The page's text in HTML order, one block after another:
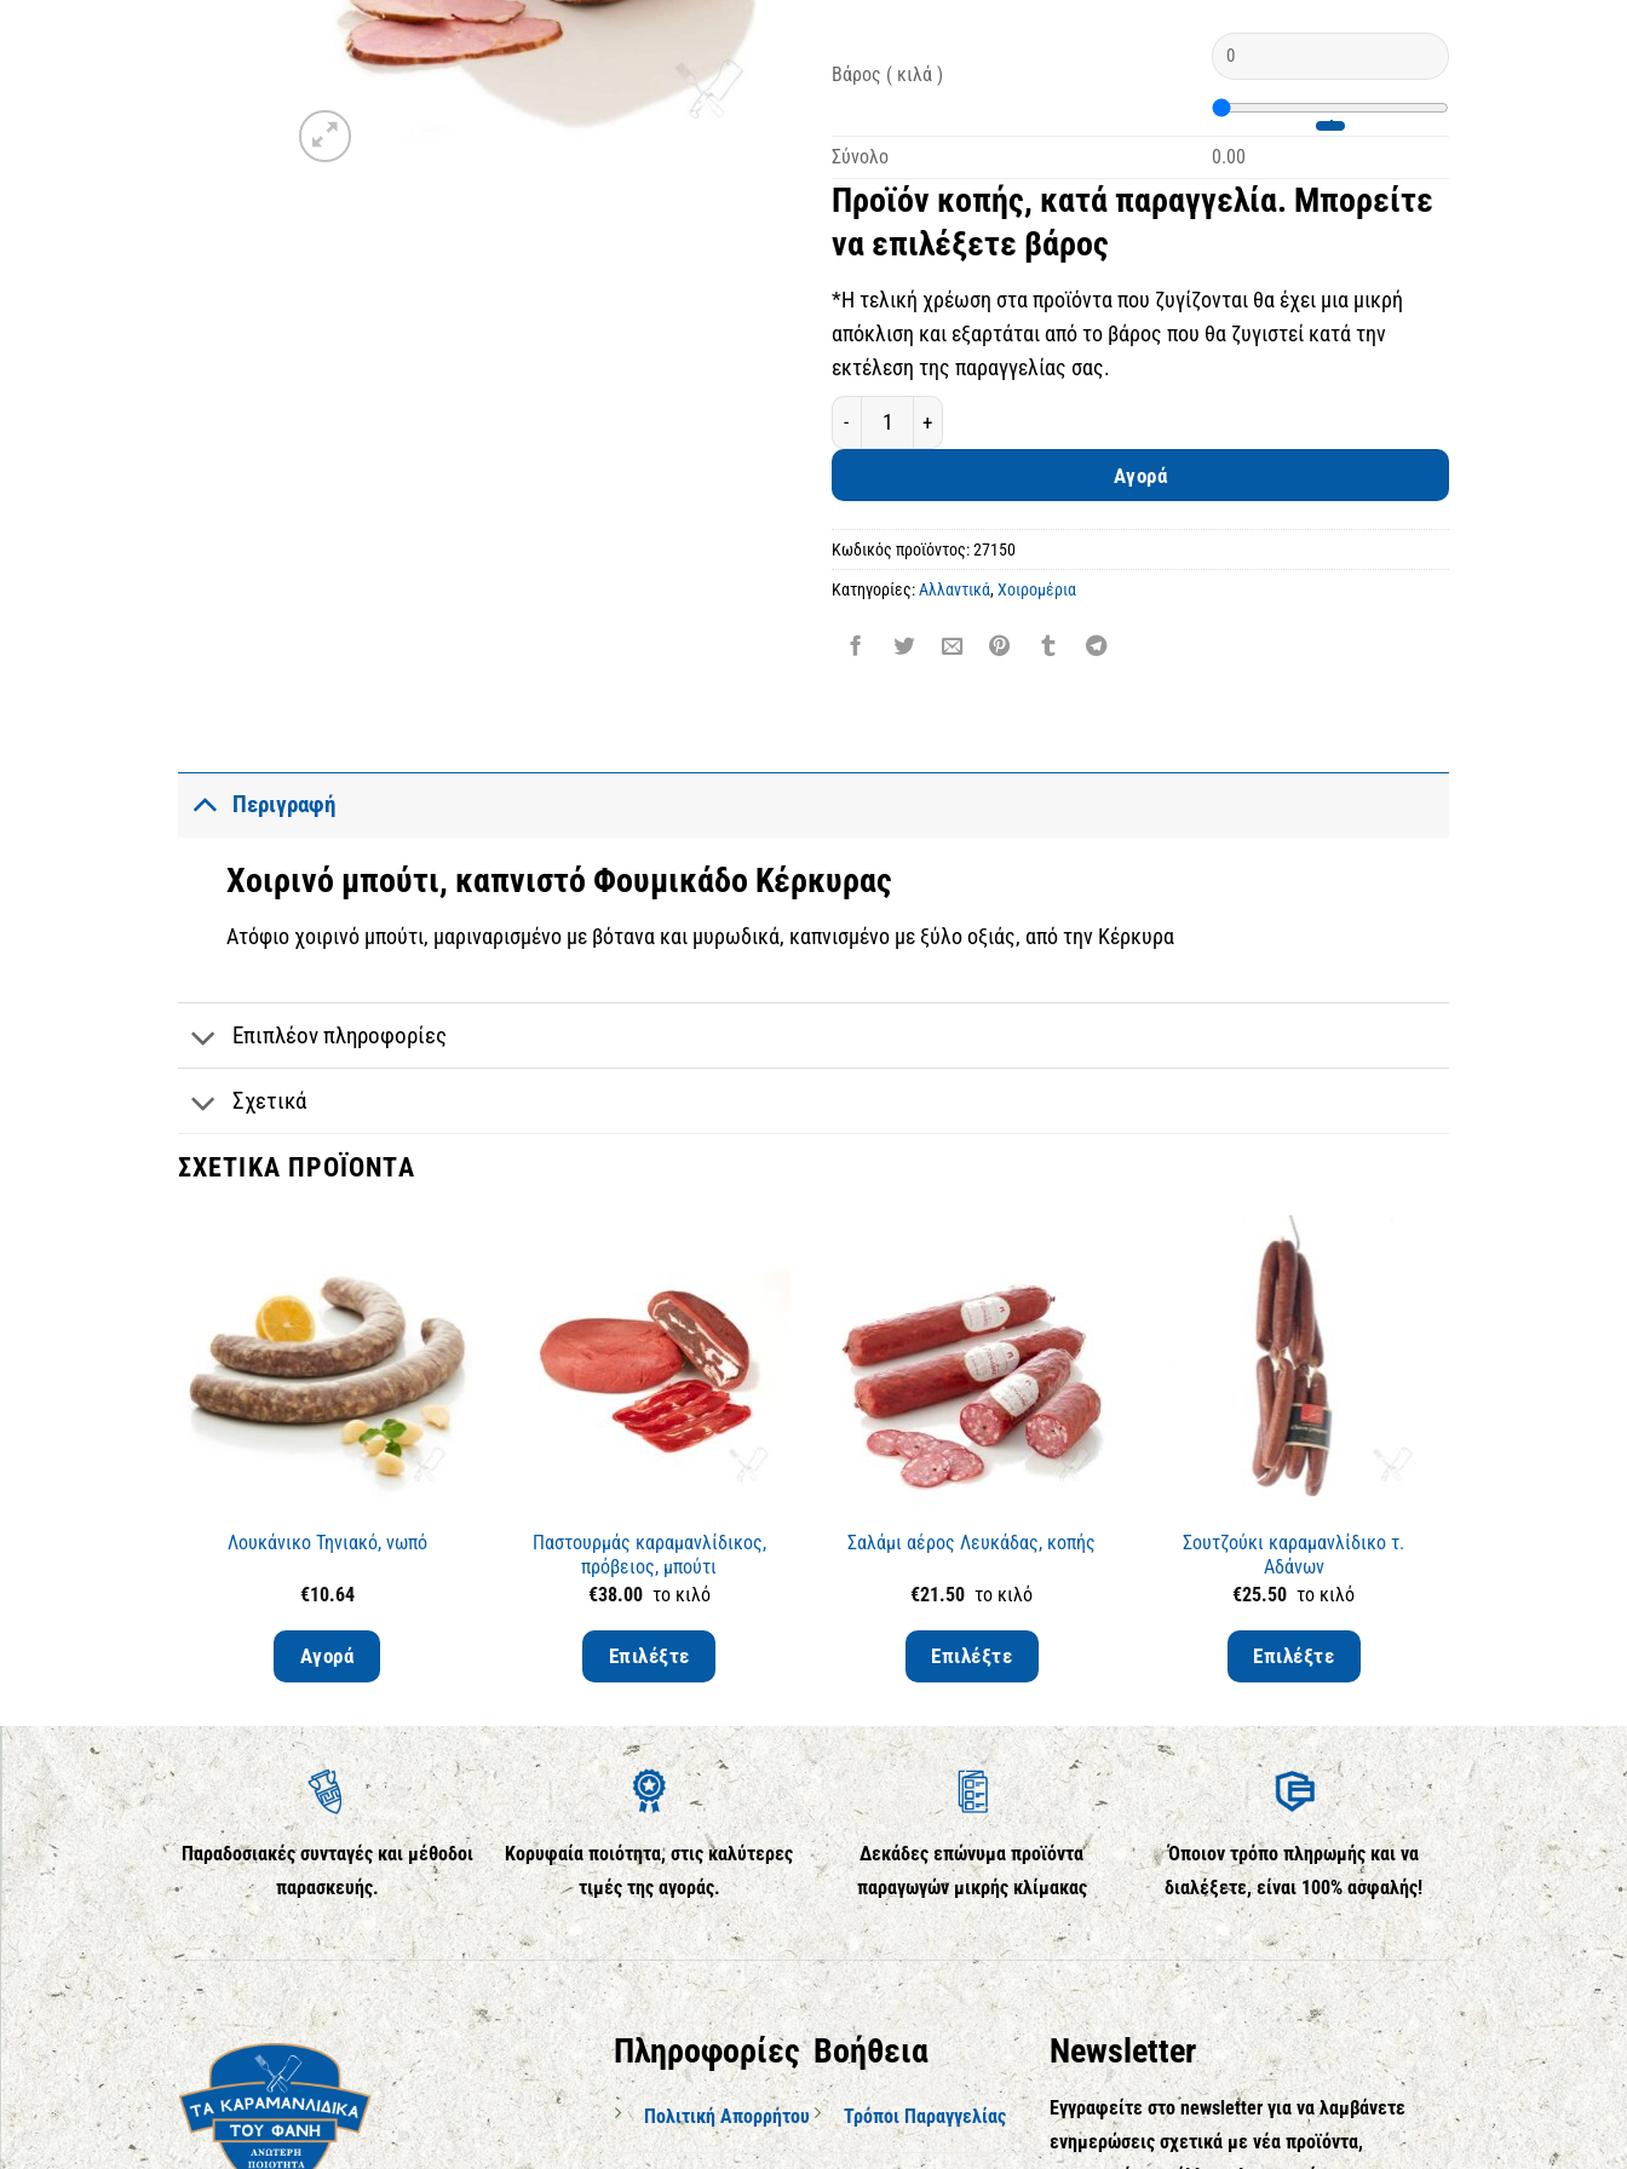
Βάρος ( κιλά )
Σύνολο 0.00
Προϊόν κοπής, κατά παραγγελία. Μπορείτε
να επιλέξετε βάρος
*Η τελική χρέωση στα προϊόντα που ζυγίζονται θα έχει μια μικρή
απόκλιση και εξαρτάται από το βάρος που θα ζυγιστεί κατά την
εκτέλεση της παραγγελίας σας.
Χοιρινό μπούτι, καπνιστό Φουμικάδο Κέρκυρας ποσότητα
Αγορά
Κωδικός προϊόντος:27150
Κατηγορίες:Αλλαντικά,Χοιρομέρια
Περιγραφή
Χοιρινό μπούτι, καπνιστό Φουμικάδο Κέρκυρας
Ατόφιο χοιρινό μπούτι, μαριναρισμένο με βότανα και μυρωδικά, καπνισμένο με ξύλο οξιάς, από την Κέρκυρα
Επιπλέον πληροφορίες
Σχετικά
ΣΧΕΤΙΚΆ ΠΡΟΪΌΝΤΑ
Λουκάνικο Τηνιακό, νωπό
€10.64
Αγορά
Παστουρμάς καραμανλίδικος,
πρόβειος, μπούτι
€38.00το κιλό
Επιλέξτε
Σαλάμι αέρος Λευκάδας, κοπής
€21.50 το κιλό
Επιλέξτε
Σουτζούκι καραμανλίδικο τ.
Αδάνων
€25.50 το κιλό
Επιλέξτε
Παραδοσιακές συνταγές και μέθοδοι
παρασκευής.
Κορυφαία ποιότητα, στις καλύτερες
τιμές της αγοράς.
Δεκάδες επώνυμα προϊόντα
παραγωγών μικρής κλίμακας
Όποιον τρόπο πληρωμής και να
διαλέξετε, είναι 100% ασφαλής!
Πληροφορίες
Πολιτική Απορρήτου
Βοήθεια
Τρόποι Παραγγελίας
Newsletter
Εγγραφείτε στο newsletter για να λαμβάνετε
ενημερώσεις σχετικά με νέα προϊόντα,